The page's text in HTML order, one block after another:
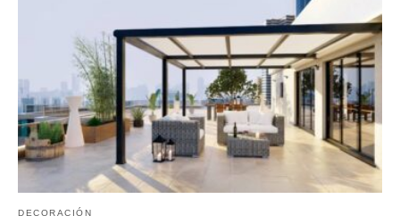
DECORACIÓN